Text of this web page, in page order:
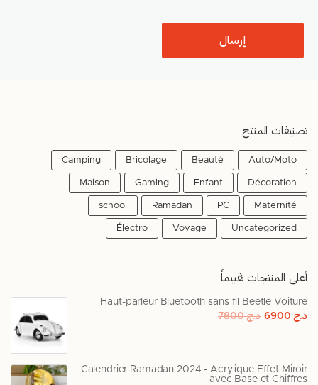
تصنيفات المنتج
Auto/Moto
Beauté
Bricolage
Camping
Décoration
Enfant
Gaming
Maison
Maternité
PC
Ramadan
school
Uncategorized
Voyage
Électro
أعلى المنتجات تقييماً
Haut-parleur Bluetooth sans fil Beetle Voiture
د.ج6900 د.ج7800
Calendrier Ramadan 2024 - Acrylique Effet Miroir
avec Base et Chiffres